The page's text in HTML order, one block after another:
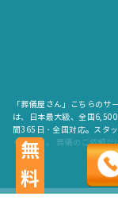
「葬儀屋さん」こちらのサ
は、日本最大級、全国
間365日・全国対応。スタ
ください。 葬儀のご依頼だ
無料